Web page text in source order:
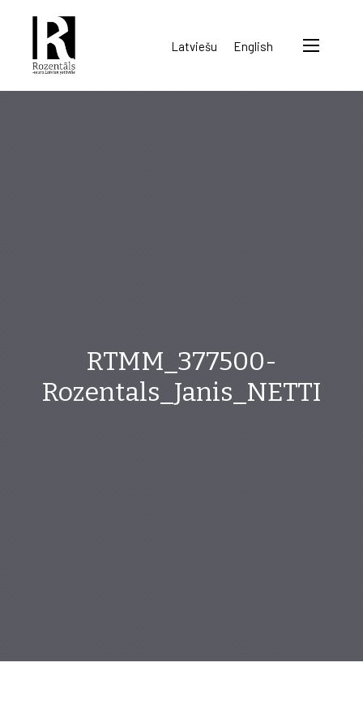
Rozentāls-
seura
Latviešu English
RTMM_377500-
Rozentals_Janis_NETTI